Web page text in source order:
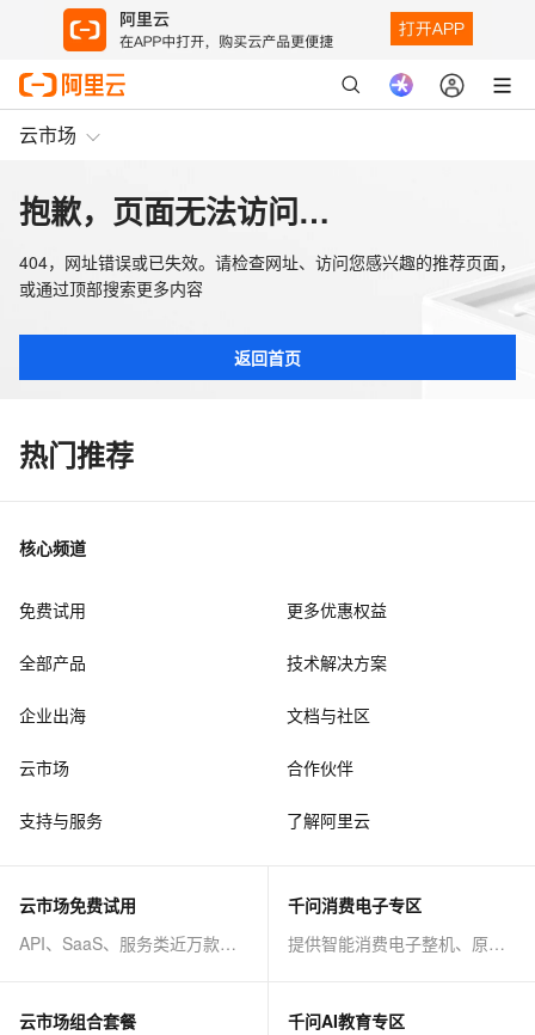
云市场
抱歉，页面无法访问…
404，网址错误或已失效。请检查网址、访问您感兴趣的推荐页面，
或通过顶部搜索更多内容
返回首页
热门推荐
核心频道
免费试用 更多优惠权益
全部产品 技术解决方案
企业出海 文档与社区
云市场 合作伙伴
支持与服务 了解阿里云
云市场免费试用
API、SaaS、服务类近万款商品免费试！
千问消费电子专区
提供智能消费电子整机、原子能力等AI方案
云市场组合套餐
千问AI教育专区